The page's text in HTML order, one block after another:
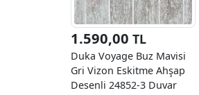
1.590,00 TL
Duka Voyage Buz Mavisi
Gri Vizon Eskitme Ahşap
Desenli 24852-3 Duvar